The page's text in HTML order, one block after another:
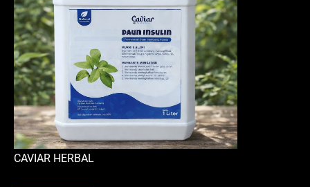
CAVIAR HERBAL